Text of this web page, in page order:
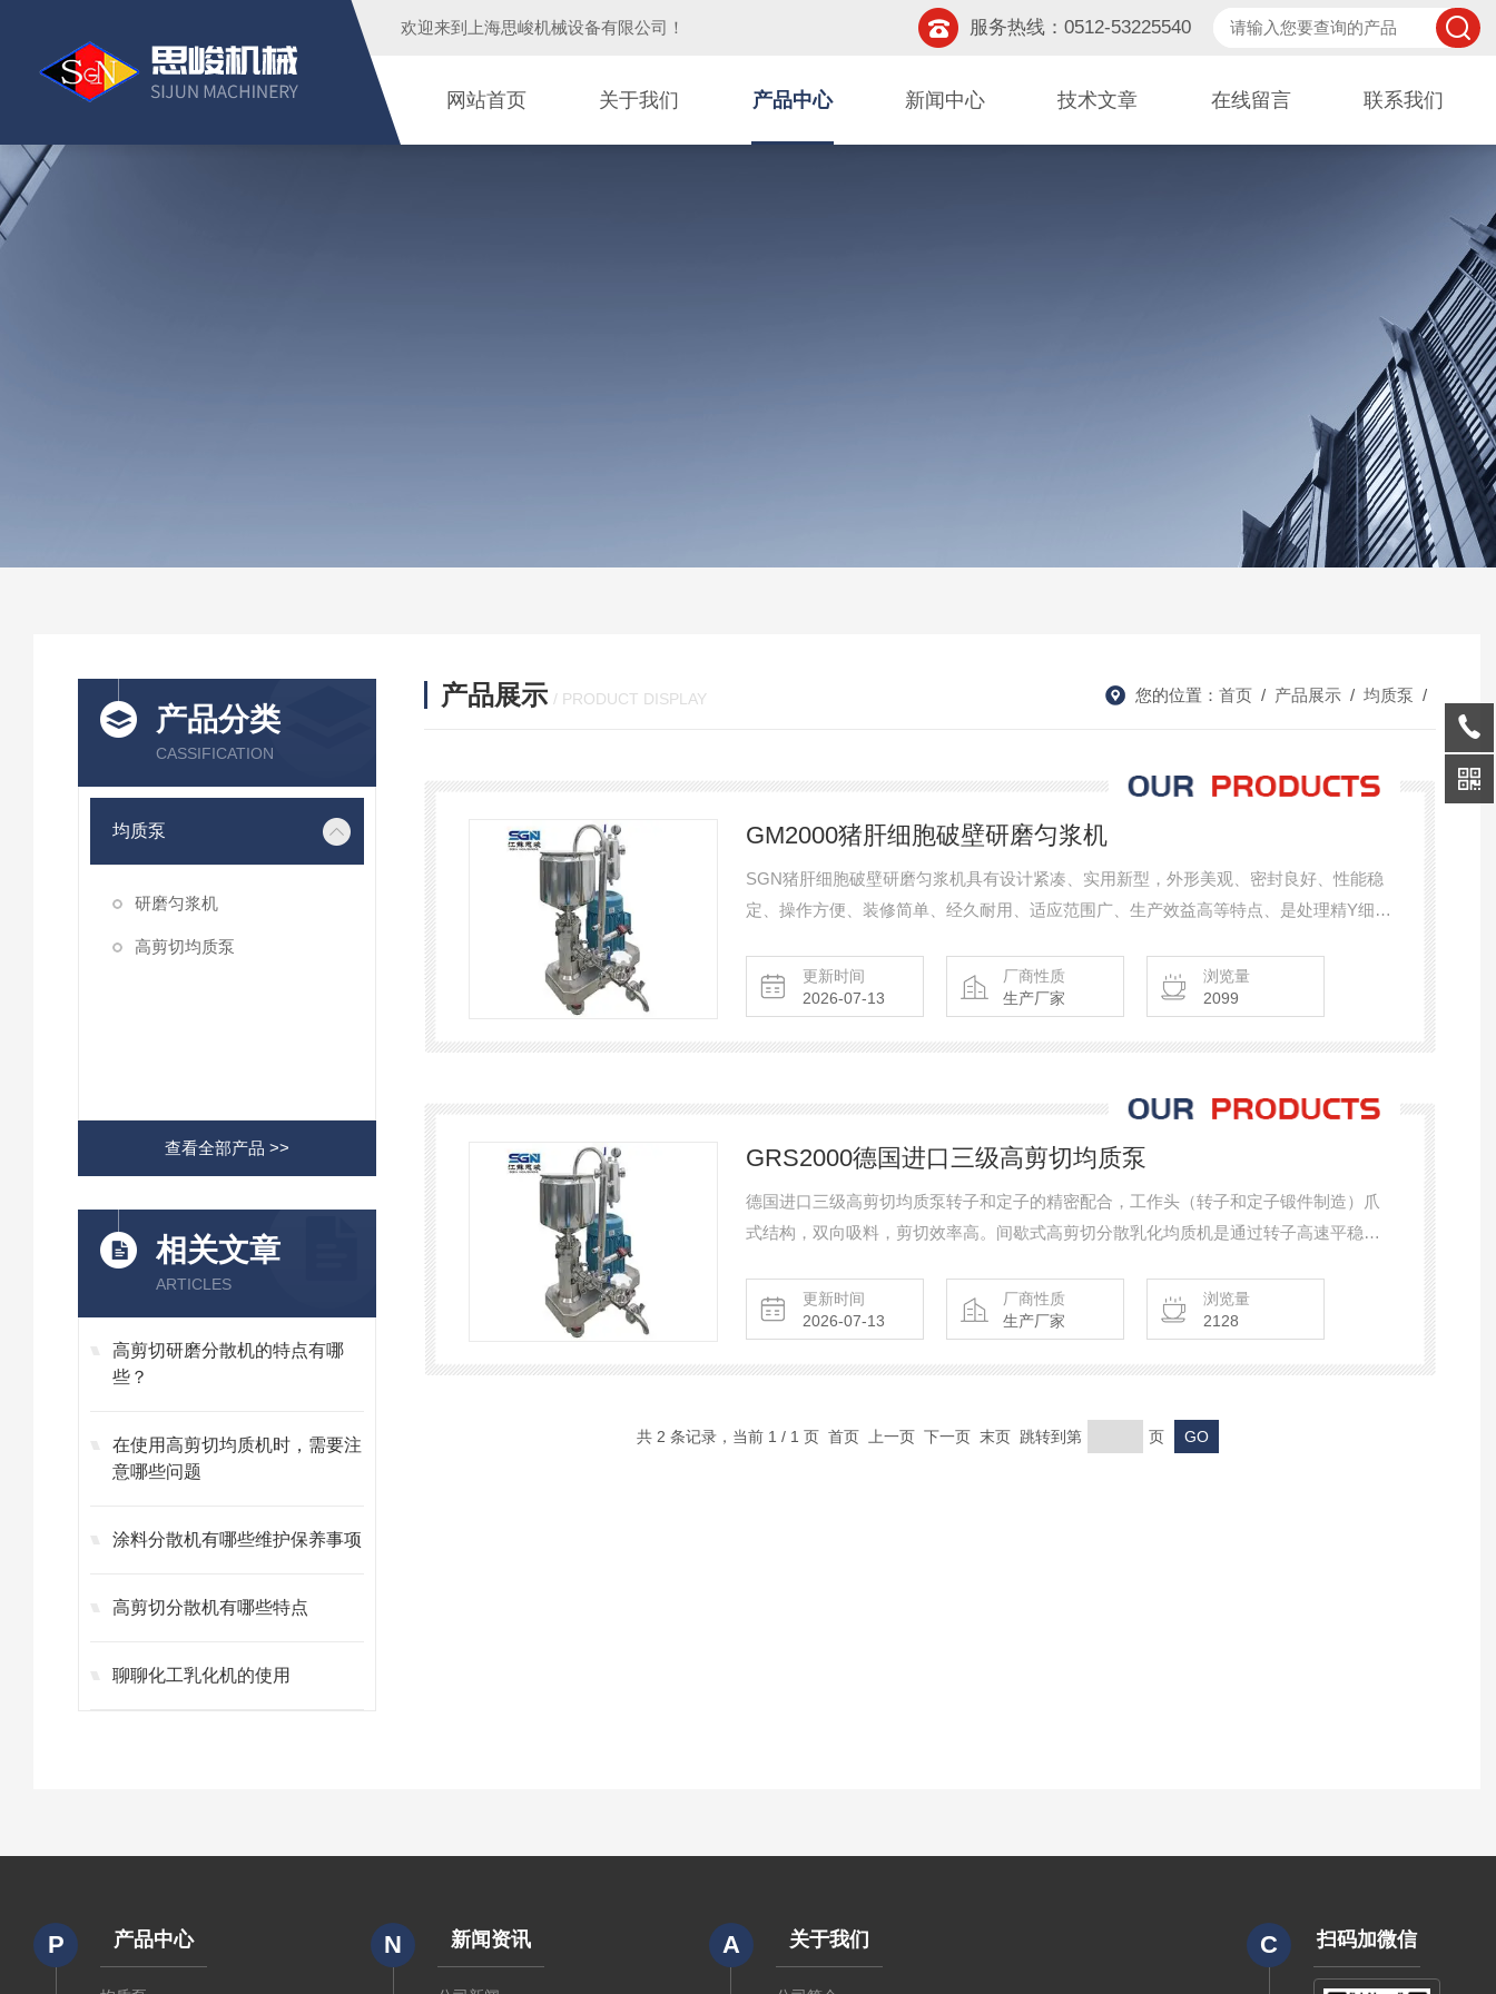
欢迎来到 上海思峻机械设备有限公司 ！ 服务热线：0512-53225540
网站首页 关于我们 产品中心 新闻中心 技术文章 在线留言 联系我们
产品分类
CASSIFICATION
均质泵
研磨匀浆机
高剪切均质泵
查看全部产品 >>
相关文章
ARTICLES
高剪切研磨分散机的特点有哪
些？
在使用高剪切均质机时，需要注
意哪些问题
涂料分散机有哪些维护保养事项
高剪切分散机有哪些特点
聊聊化工乳化机的使用
产品展示 / PRODUCT DISPLAY 您的位置： 首页 / 产品展示 / 均质泵 /
GM2000猪肝细胞破壁研磨匀浆机
SGN猪肝细胞破壁研磨匀浆机具有设计紧凑、实用新型，外形美观、密封良好、性能稳
定、操作方便、装修简单、经久耐用、适应范围广、生产效益高等特点、是处理精Υ细物
更新时间
2026-07-13
厂商性质
生产厂家
浏览量
2099
GRS2000德国进口三级高剪切均质泵
德国进口三级高剪切均质泵转子和定子的精密配合，工作头（转子和定子锻件制造）爪
式结构，双向吸料，剪切效率高。间歇式高剪切分散乳化均质机是通过转子高速平稳的
定、转子合理狭窄的间隙中形成强烈、往复的液力剪切、摩擦、离心挤压、液流碰撞等
综合效应。
更新时间
2026-07-13
厂商性质
生产厂家
浏览量
2128
共 2 条记录，当前 1 / 1 页 首页 上一页 下一页 末页 跳转到第 页
P 产品中心 N 新闻资讯 A 关于我们 C 扫码加微信